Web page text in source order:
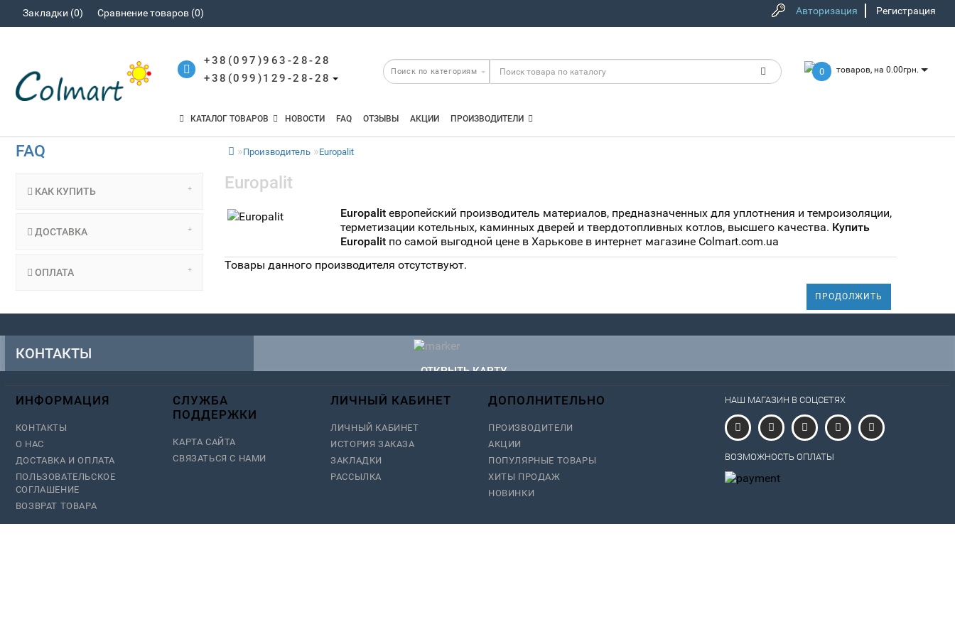
Закладки (0) Сравнение товаров (0) Авторизация Регистрация
+38(097)963-28-28
+38(099)129-28-28
КАТАЛОГ ТОВАРОВ НОВОСТИ FAQ ОТЗЫВЫ АКЦИИ ПРОИЗВОДИТЕЛИ
0 товаров, на 0.00грн.
FAQ
КАК КУПИТЬ
ДОСТАВКА
ОПЛАТА
Производитель Europalit
Europalit
Europalitевропейский производитель материалов, предназначенных для уплотнения и темроизоляции,
терметизации котельных, каминных дверей и твердотопливных котлов, высшего качества. Купить
Europalitпо самой выгодной цене в Харькове в интернет магазине Colmart.com.ua
Товары данного производителя отсутствуют.
ПРОДОЛЖИТЬ
ОТКРЫТЬ КАРТУ
КОНТАКТЫ
+38(093)373-28-28
+38(097)963-28-28
colmart.com.ua
г. Харьков, ул. Академика Павлова
165 ТЦ"Барабашово" 7-я торговая
площадка магазин №21-07-105
ИНФОРМАЦИЯ
КОНТАКТЫ
О НАС
ДОСТАВКА И ОПЛАТА
ПОЛЬЗОВАТЕЛЬСКОЕ
СОГЛАШЕНИЕ
ВОЗВРАТ ТОВАРА
СЛУЖБА
ПОДДЕРЖКИ
КАРТА САЙТА
СВЯЗАТЬСЯ С НАМИ
ЛИЧНЫЙ КАБИНЕТ
ЛИЧНЫЙ КАБИНЕТ
ИСТОРИЯ ЗАКАЗА
ЗАКЛАДКИ
РАССЫЛКА
ДОПОЛНИТЕЛЬНО
ПРОИЗВОДИТЕЛИ
АКЦИИ
ПОПУЛЯРНЫЕ ТОВАРЫ
ХИТЫ ПРОДАЖ
НОВИНКИ
НАШ МАГАЗИН В СОЦСЕТЯХ
ВОЗМОЖНОСТЬ ОПЛАТЫ